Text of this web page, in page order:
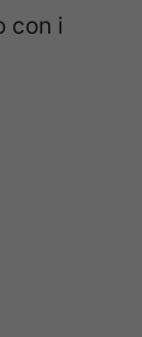
con i